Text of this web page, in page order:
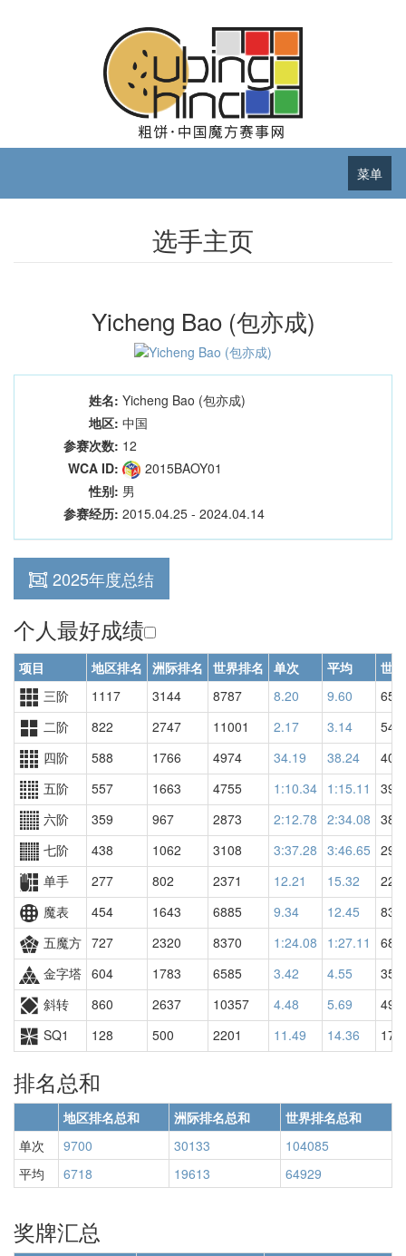
菜单
选手主页
Yicheng Bao (包亦成)
姓名: Yicheng Bao (包亦成)
地区: 中国
参赛次数: 12
WCA ID:
2015BAOY01
性别: 男
参赛经历: 2015.04.25 - 2024.04.14
2025年度总结
个人最好成绩
项目 地区排名 洲际排名 世界排名 单次 平均
世
三阶
1117 3144 8787 8.20 9.60
二阶
822 2747 11001 2.17 3.14
四阶
588 1766 4974 34.19 38.24
五阶
557 1663 4755 1:10.34 1:15.11
六阶
359 967 2873 2:12.78 2:34.08
七阶
438 1062 3108 3:37.28 3:46.65
单手
277 802 2371 12.21 15.32
魔表
454 1643 6885 9.34 12.45
五魔方 727 2320 8370 1:24.08 1:27.11
金字塔 604 1783 6585 3.42 4.55
斜转
860 2637 10357 4.48 5.69
SQ1
128 500 2201 11.49 14.36
排名总和
地区排名总和 洲际排名总和
世界排名总和
单次
9700 30133
104085
平均
6718 19613 64929
奖牌汇总